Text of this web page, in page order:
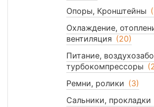
Опоры, Кронштейны
Охлаждение,
вентиляция (20)
Питание,
турбокомпрессоры
Ремни, ролики (3)
Сальники, прокладки